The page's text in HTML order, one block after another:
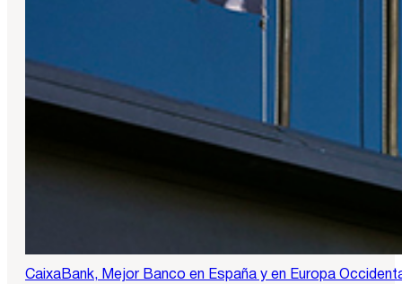
CaixaBank, Mejor Banco en España y en Europa